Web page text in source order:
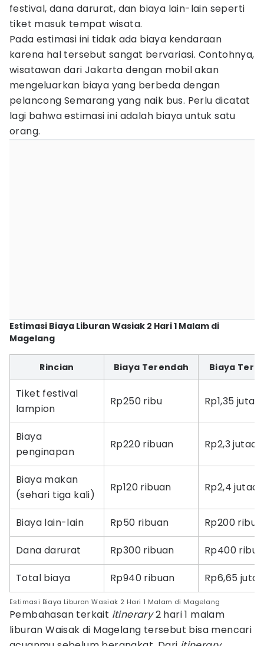
festival, dana darurat, dan biaya lain-lain seperti
tiket masuk tempat wisata.
Pada estimasi ini tidak ada biaya kendaraan
karena hal tersebut sangat bervariasi. Contohnya,
wisatawan dari Jakarta dengan mobil akan
mengeluarkan biaya yang berbeda dengan
pelancong Semarang yang naik bus. Perlu dicatat
lagi bahwa estimasi ini adalah biaya untuk satu
orang.
Estimasi Biaya Liburan Wasiak 2 Hari 1 Malam di
Magelang
Estimasi Biaya Liburan Wasiak 2 Hari 1 Malam di Magelang
Rincian Biaya Terendah Biaya
Tiket festival
lampion
Rp250 ribu Rp1,35 juta
Biaya
penginapan
Rp220 ribuan Rp2,3 jutaan
Biaya makan
(sehari tiga kali)
Rp120 ribuan Rp2,4 jutaan
Biaya lain-lain Rp50 ribuan Rp200
Dana darurat Rp300 ribuan Rp400
Total biaya Rp940 ribuan Rp6,65
Pembahasan terkait itinerary2 hari 1 malam
liburan Waisak di Magelang tersebut bisa mencari